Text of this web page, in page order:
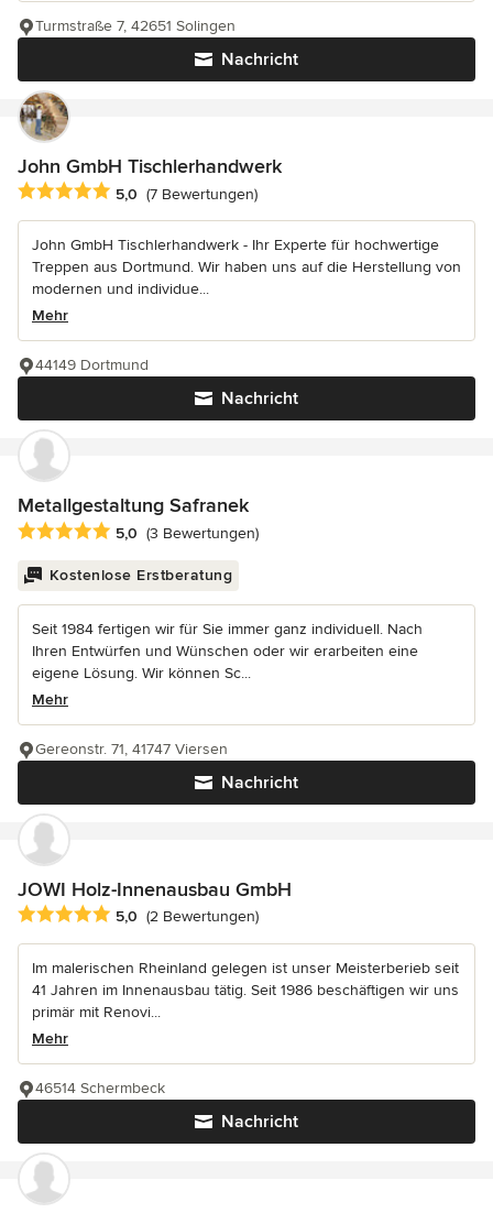
Nachricht
Turmstraße 7, 42651 Solingen
John GmbH Tischlerhandwerk
Durchschnittliche Bewertung: 5 von 5 Sternen
5,0 (7 Bewertungen)
John GmbH Tischlerhandwerk - Ihr Experte für hochwertige
Treppen aus Dortmund. Wir haben uns auf die Herstellung von
modernen und individue...
Mehr
Nachricht
44149 Dortmund
Metallgestaltung Safranek
Durchschnittliche Bewertung: 5 von 5 Sternen
5,0 (3 Bewertungen)
Kostenlose Erstberatung
Seit 1984 fertigen wir für Sie immer ganz individuell. Nach
Ihren Entwürfen und Wünschen oder wir erarbeiten eine
eigene Lösung. Wir können Sc...
Mehr
Nachricht
Gereonstr. 71, 41747 Viersen
JOWI Holz-Innenausbau GmbH
Durchschnittliche Bewertung: 5 von 5 Sternen
5,0 (2 Bewertungen)
Im malerischen Rheinland gelegen ist unser Meisterberieb seit
41 Jahren im Innenausbau tätig. Seit 1986 beschäftigen wir uns
primär mit Renovi...
Mehr
Nachricht
46514 Schermbeck